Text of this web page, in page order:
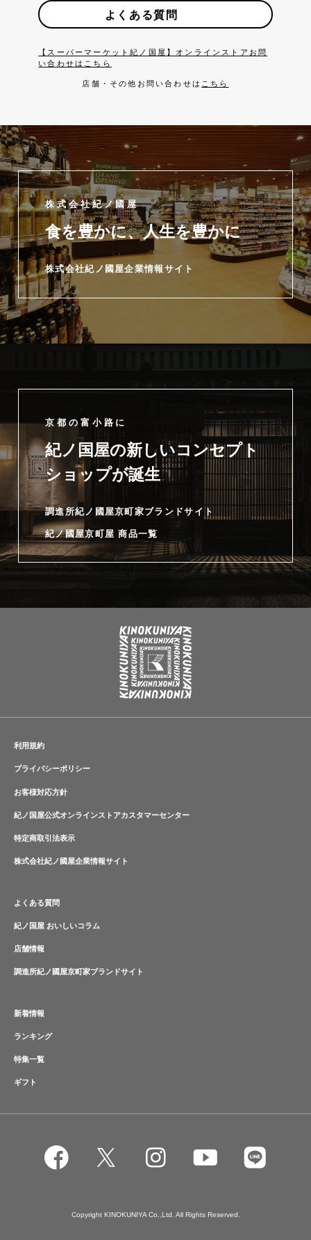
よくある質問
【スーパーマーケット紀ノ国屋】オンラインストアお問
い合わせはこちら
店舗・その他お問い合わせは こちら
株式会社紀ノ國屋
食を豊かに、人生を豊かに
株式会社紀ノ國屋企業情報サイト
京都の富小路に
紀ノ国屋の新しいコンセプト
ショップが誕生
調進所紀ノ國屋京町家ブランドサイト
紀ノ國屋京町屋 商品一覧
利用規約
プライバシーポリシー
お客様対応方針
紀ノ国屋公式オンラインストアカスタマーセンター
特定商取引法表示
株式会社紀ノ國屋企業情報サイト
よくある質問
紀ノ国屋 おいしいコラム
店舗情報
調進所紀ノ國屋京町家ブランドサイト
新着情報
ランキング
特集一覧
ギフト
Copyright KINOKUNIYA Co.,Ltd. All Rights Reserved.